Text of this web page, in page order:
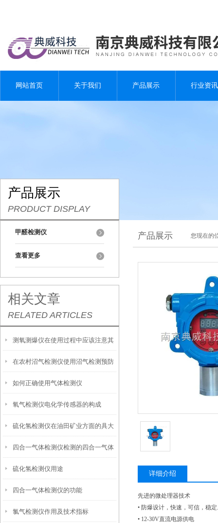
网站首页 关于我们 产品展示 行业资讯
产品展示
PRODUCT DISPLAY
甲醛检测仪
查看更多
相关文章
RELATED ARTICLES
测氧测爆仪在使用过程中应该注意其
安全性
在农村沼气检测仪使用沼气检测预防
不安全因素
如何正确使用气体检测仪
氧气检测仪电化学传感器的构成
硫化氢检测仪在油田矿业方面的具大
作用
四合一气体检测仪检测的四合一气体
有哪些气体
硫化氢检测仪用途
四合一气体检测仪的功能
氯气检测仪作用及技术指标
产品展示 您现在的
详细介绍
先进的微处理器技术
• 防爆设计，快速，可信，稳
• 12-30V直流电源供电